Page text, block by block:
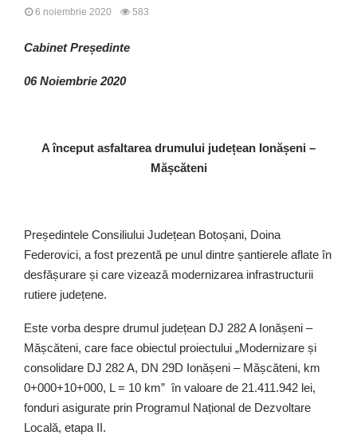
6 noiembrie 2020 583
Cabinet Președinte
06 Noiembrie 2020
A început asfaltarea drumului județean Ionășeni –
Mășcăteni
Președintele Consiliului Județean Botoșani, Doina
Federovici, a fost prezentă pe unul dintre șantierele aflate în
desfășurare și care vizează modernizarea infrastructurii
rutiere județene.
Este vorba despre drumul județean DJ 282 A Ionășeni –
Mășcăteni, care face obiectul proiectului „Modernizare și
consolidare DJ 282 A, DN 29D Ionășeni – Mășcăteni, km
0+000+10+000, L = 10 km” în valoare de 21.411.942 lei,
fonduri asigurate prin Programul Național de Dezvoltare
Locală, etapa II.